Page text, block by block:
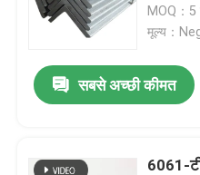
MOQ：5
मूल्य：
सबसे अच्छी कीमत
6061-